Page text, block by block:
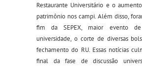
Restaurante Universitário e o
patrimônio nos campi. Além disso,
fim da SEPEX, maior evento
universidade, o corte de diversas
fechamento do RU. Essas notícias
final da fase de discussão